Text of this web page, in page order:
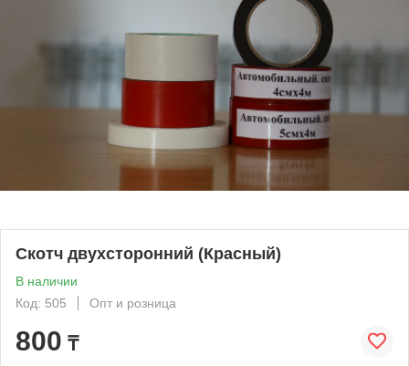
Скотч двухсторонний (Красный)
В наличии
Код: 505
Опт и розница
800 ₸